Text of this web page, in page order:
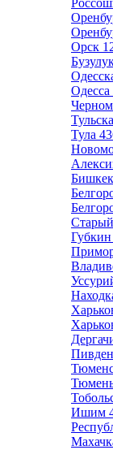
Орск
Одесса
Тула
Бишкек
Губкин
Ишим